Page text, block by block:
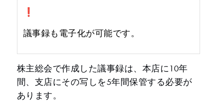
❗️
議事録も電子化が可能です。
株主総会で作成した議事録は、本店に10年
間、支店にその写しを5年間保管する必要が
あります。